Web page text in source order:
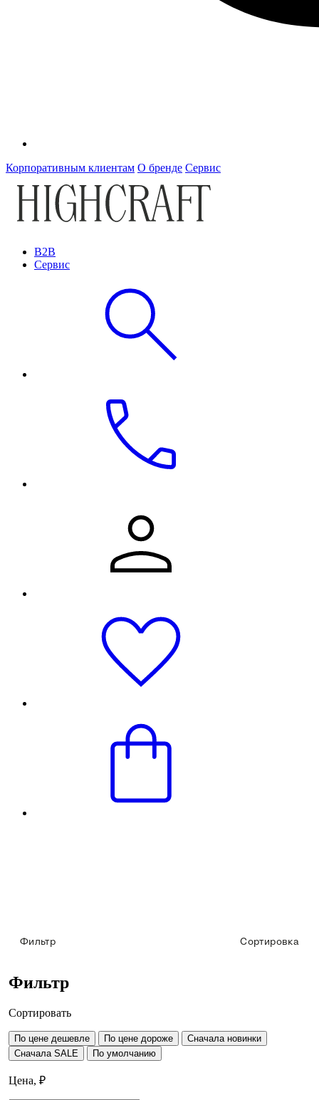
Корпоративным клиентам О бренде Сервис
B2B
Сервис
Фильтр Сортировка
Фильтр
Сортировать
По цене дешевле По цене дороже
Сначала новинки
Сначала SALE
По умолчанию
Цена, ₽